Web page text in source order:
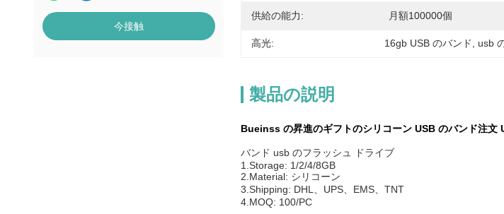
今接触
供給の能力: 月額100000個
高光: 16gb USB のバンド usb
製品の説明
Bueinss の昇進のギフトのシリコーン USB のバンド注文
バンド usb のフラッシュ ドライブ
1.Storage: 1/2/4/8GB
2.Material: シリコーン
3.Shipping: DHL、UPS、EMS、TNT
4.MOQ: 100/PC